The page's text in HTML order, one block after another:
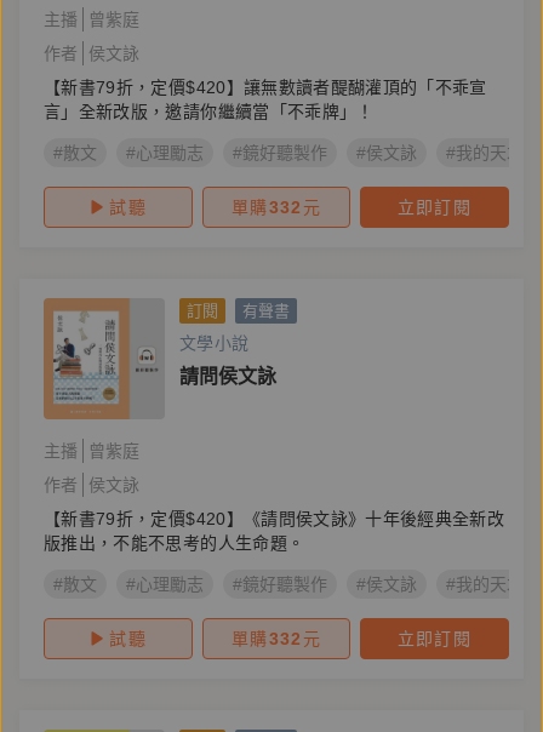
主播
曾紫庭
作者
侯文詠
【新書79折，定價$420】讓無數讀者醍醐灌頂的「不乖宣
言」全新改版，邀請你繼續當「不乖牌」！
#散文 #心理勵志 #鏡好聽製作 #侯文詠 #我的天才夢
試聽 單購332 元 立即訂閱
訂閱 有聲書
文學小說
請問侯文詠
主播
曾紫庭
作者
侯文詠
【新書79折，定價$420】《請問侯文詠》十年後經典全新改
版推出，不能不思考的人生命題。
#散文 #心理勵志 #鏡好聽製作 #侯文詠 #我的天才夢
試聽 單購332 元 立即訂閱